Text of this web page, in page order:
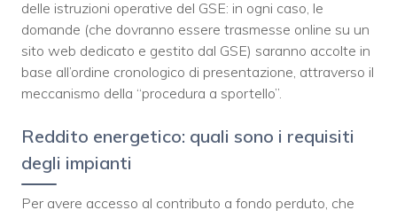
delle istruzioni operative del GSE: in ogni caso, le
domande (che dovranno essere trasmesse online su un
sito web dedicato e gestito dal GSE) saranno accolte in
base all’ordine cronologico di presentazione, attraverso il
meccanismo della “procedura a sportello”.
Reddito energetico: quali sono i requisiti
degli impianti
Per avere accesso al contributo a fondo perduto, che